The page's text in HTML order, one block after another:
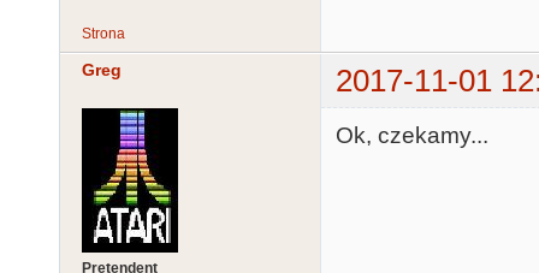
Strona
Greg 2017-11-01
Pretendent
Ok, czekamy...